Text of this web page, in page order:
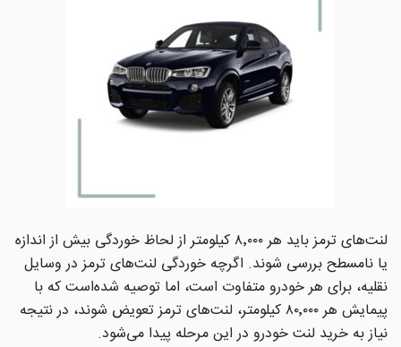
لنت‌های ترمز باید هر ۸٬۰۰۰ کیلومتر از لحاظ خوردگی بیش از اندازه
یا نامسطح بررسی شوند. اگرچه خوردگی لنت‌های ترمز در وسایل
نقلیه، برای هر خودرو متفاوت است، اما توصیه شده‌است که با
پیمایش هر ۸۰٬۰۰۰ کیلومتر، لنت‌های ترمز تعویض شوند، در نتیجه
نیاز به خرید لنت خودرو در این مرحله پیدا می‌شود.